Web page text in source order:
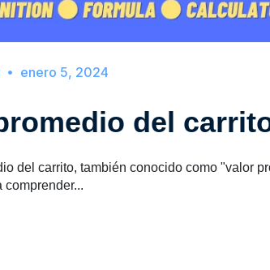
enero 5, 2024
del
del carrito, también conocido como "valor
comprender...